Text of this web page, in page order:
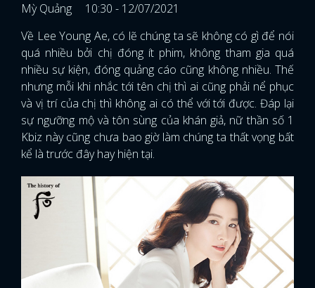
Mỳ Quảng
10:30 - 12/07/2021
Về Lee Young Ae, có lẽ chúng ta sẽ không có gì để nói
quá nhiều bởi chị đóng ít phim, không tham gia quá
nhiều sự kiện, đóng quảng cáo cũng không nhiều. Thế
nhưng mỗi khi nhắc tới tên chị thì ai cũng phải nể phục
và vị trí của chị thì không ai có thể với tới được. Đáp lại
sự ngưỡng mộ và tôn sùng của khán giả, nữ thần số 1
Kbiz này cũng chưa bao giờ làm chúng ta thất vọng bất
kể là trước đây hay hiện tại.